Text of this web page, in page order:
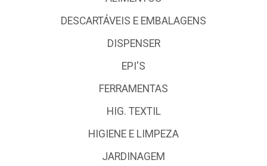
DESCARTÁVEIS E EMBALAGENS
DISPENSER
EPI'S
FERRAMENTAS
HIG. TEXTIL
HIGIENE E LIMPEZA
JARDINAGEM